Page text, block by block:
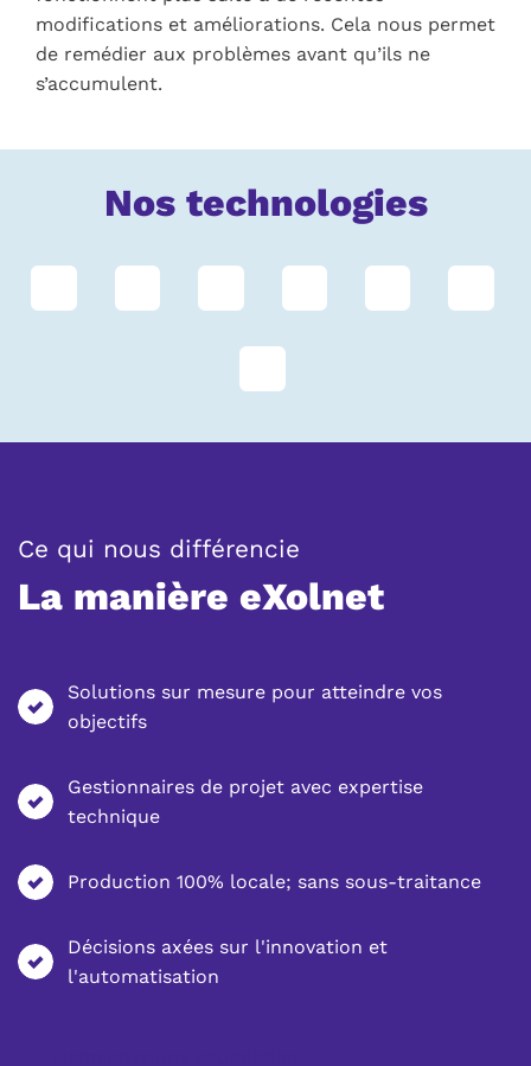
modifications et améliorations. Cela nous permet
de remédier aux problèmes avant qu’ils ne
s’accumulent.
Nos technologies
Ce qui nous différencie
La manière eXolnet
Solutions sur mesure pour atteindre vos
objectifs
Gestionnaires de projet avec expertise
technique
Production 100% locale; sans sous-traitance
Décisions axées sur l'innovation et
l'automatisation